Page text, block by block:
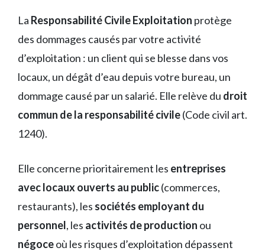
La Responsabilité Civile Exploitation protège
des dommages causés par votre activité
d’exploitation : un client qui se blesse dans vos
locaux, un dégât d’eau depuis votre bureau, un
dommage causé par un salarié. Elle relève du droit
commun de la responsabilité civile(Code civil art.
1240).
Elle concerne prioritairement les entreprises
avec locaux ouverts au public(commerces,
restaurants), les sociétés employant du
personnel, les activités de production ou
négoceoù les risques d’exploitation dépassent